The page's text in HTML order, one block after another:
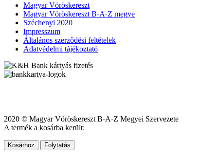
Magyar Vöröskereszt
Magyar Vöröskereszt B-A-Z megye
Széchenyi 2020
Impresszum
Általános szerződési feltételek
Adatvédelmi tájékoztató
2020 © Magyar Vöröskereszt B-A-Z Megyei Szervezete
A termék a kosárba került:
Kosárhoz Folytatás